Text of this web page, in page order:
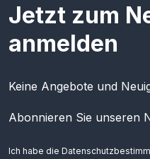
Jetzt zum
anmelden
Keine Angebote und
Abonnieren Sie unseren
Ich habe die